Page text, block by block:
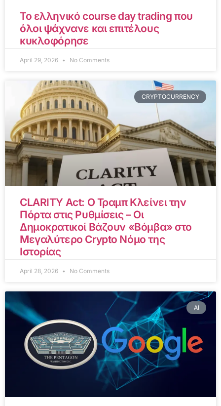
Το ελληνικό course day trading που
όλοι ψάχνανε και επιτέλους
κυκλοφόρησε
April 29, 2026 No Comments
CRYPTOCURRENCY
CLARITY Act: Ο Τραμπ Κλείνει την
Πόρτα στις Ρυθμίσεις – Οι
Δημοκρατικοί Βάζουν «Βόμβα» στο
Μεγαλύτερο Crypto Νόμο της
Ιστορίας
April 28, 2026 No Comments
AI